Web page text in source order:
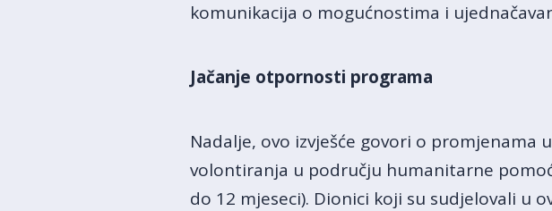
komunikacija o mogućnostima i
Jačanje otpornosti programa
Nadalje, ovo izvješće govori o promjenama
volontiranja u području humanitarne
do 12 mjeseci). Dionici koji su sudjelovali u